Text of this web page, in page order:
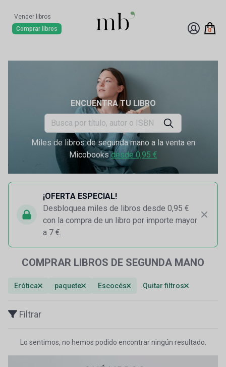
Vender libros
Comprar libros
0
ENCUENTRA TU LIBRO
Miles de libros de segunda mano a la venta en
Micobooksdesde 0,95 €
¡OFERTA ESPECIAL!
Desbloquea miles de libros desde 0,95 €
con la compra de un libro por importe mayor
a 7 €.
COMPRAR LIBROS DE SEGUNDA MANO
Erótica paquete Escocés Quitar filtros
Filtrar
Lo sentimos, no hemos podido encontrar ningún resultado.